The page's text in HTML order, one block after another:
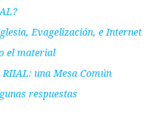
Evagelización, e Internet
el material
una Mesa Común
respuestas